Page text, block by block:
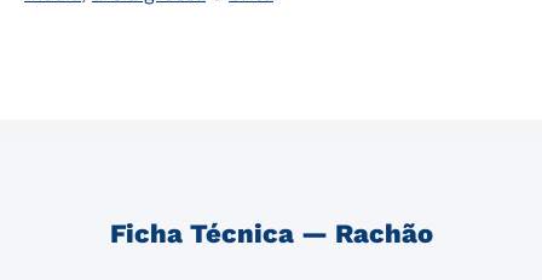
Ficha Técnica — Rachão